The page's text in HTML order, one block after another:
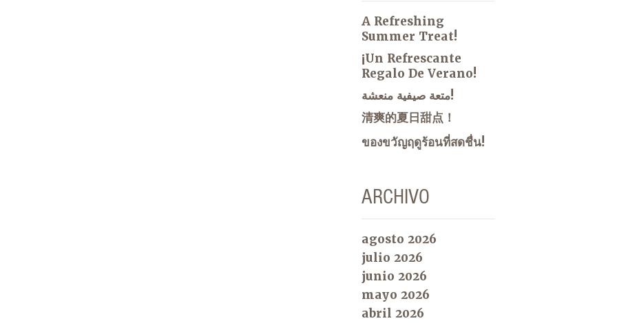
A Refreshing
Summer Treat!
¡Un Refrescante
Regalo De Verano!
متعة صيفية منعشة!
清爽的夏日甜点！
ของขวัญฤดูร้อนที่สดชื่น!
ARCHIVO
agosto 2026
julio 2026
junio 2026
mayo 2026
abril 2026